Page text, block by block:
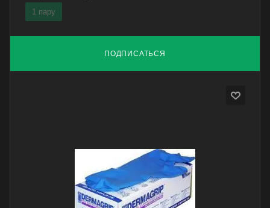
ПОДПИСАТЬСЯ
1 пару